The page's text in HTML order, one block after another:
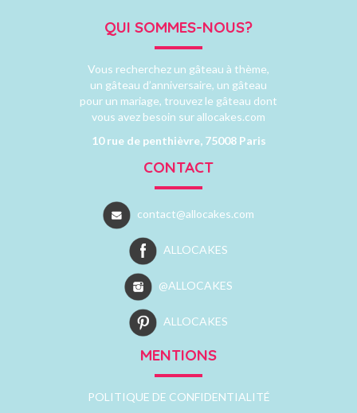
QUI SOMMES-NOUS?
Vous recherchez un gâteau à thème,
un gâteau d’anniversaire, un gâteau
pour un mariage, trouvez le gâteau dont
vous avez besoin sur allocakes.com
10 rue de penthièvre, 75008 Paris
CONTACT
contact@allocakes.com
ALLOCAKES
@ALLOCAKES
ALLOCAKES
MENTIONS
POLITIQUE DE CONFIDENTIALITÉ